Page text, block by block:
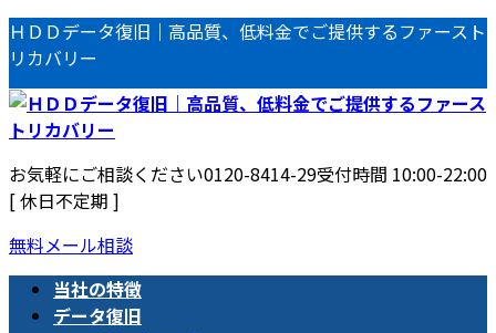
コ
ン
テ
ン
ツ
へ
ス
キ
ッ
プ
ナ
ビ
ゲ
ー
シ
ョ
ン
に
移
動
ＨＤＤデータ復旧｜高品質、低料金でご提供するファースト
リカバリー
お気軽にご相談ください0120-8414-29受付時間 10:00-22:00
[ 休日不定期 ]
無料メール相談
当社の特徴
データ復旧